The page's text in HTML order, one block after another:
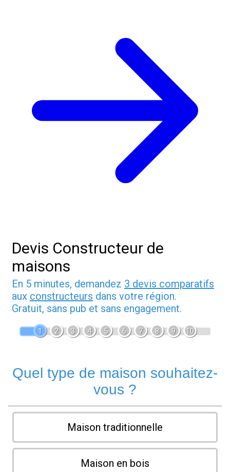
Devis Constructeur de
maisons
En 5 minutes, demandez 3 devis comparatifs
aux constructeurs dans votre région.
Gratuit, sans pub et sans engagement.
1 2 3 4 5 6 7 8 9 10
Quel type de maison souhaitez-
vous ?
Maison traditionnelle
Maison en bois